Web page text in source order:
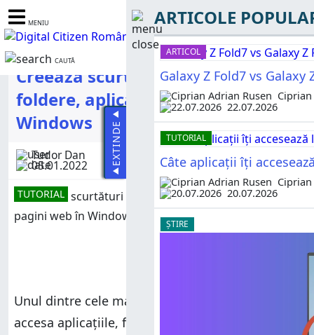
MENIU
CAUTĂ
Creează scurtături pentru fișiere,
foldere, aplicații și pagini web în
Windows
Tudor Dan
05.01.2022
TUTORIAL
Unul dintre cele mai eficiente moduri de a
accesa aplicațiile, fișierele, folderele și paginile
EXTINDE
ARTICOLE
ARTICOL
Galaxy Z Fold7 vs
22.07.2026
TUTORIAL
Câte aplicații îți
20.07.2026
ȘTIRE